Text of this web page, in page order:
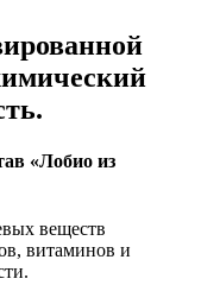
«Лобио из
веществ
витаминов и